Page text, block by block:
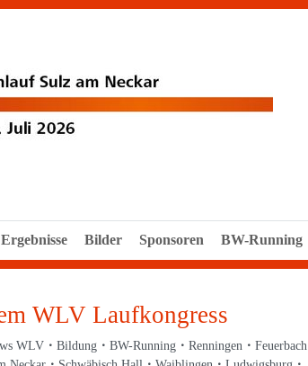
Ergebnisse Bilder Sponsoren BW-Running
WLV Laufkongress
WLV Bildung BW-Running Renningen
Feuerbach